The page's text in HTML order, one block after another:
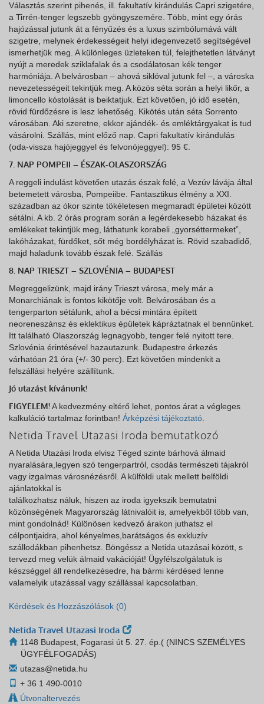
Választás szerint pihenés, ill. fakultatív kirándulás Capri szigetére,
a Tirrén-tenger legszebb gyöngyszemére. Több, mint egy órás
hajózással jutunk át a fényűzés és a luxus szimbólumává vált
szigetre, melynek érdekességeit helyi idegenvezető segítségével
ismerhetjük meg. A különleges üzleteken túl, felejthetetlen látványt
nyújt a meredek sziklafalak és a csodálatosan kék tenger
harmóniája. A belvárosban – ahová siklóval jutunk fel –, a városka
nevezetességeit tekintjük meg. A közös séta során a helyi likőr, a
limoncello kóstolását is beiktatjuk. Ezt követően, jó idő esetén,
rövid fürdőzésre is lesz lehetőség. Kikötés után séta Sorrento
városában. Aki szeretne, ekkor ajándék- és emléktárgyakat is tud
vásárolni. Szállás, mint előző nap. Capri fakultatív kirándulás
(oda-vissza hajójeggyel és felvonójeggyel): 95 €.
7. NAP POMPEII – ÉSZAK-OLASZORSZÁG
A reggeli indulást követően utazás észak felé, a Vezúv lávája által
betemetett városba, Pompeiibe. Fantasztikus élmény a XXI.
században az ókor szinte tökéletesen megmaradt épületei között
sétálni. A kb. 2 órás program során a legérdekesebb házakat és
emlékeket tekintjük meg, láthatunk korabeli „gyorséttermeket”,
lakóházakat, fürdőket, sőt még bordélyházat is. Rövid szabadidő,
majd haladunk tovább észak felé. Szállás
8. NAP TRIESZT – SZLOVÉNIA – BUDAPEST
Megreggelizünk, majd irány Trieszt városa, mely már a
Monarchiának is fontos kikötője volt. Belvárosában és a
tengerparton sétálunk, ahol a bécsi mintára épített
neoreneszánsz és eklektikus épületek kápráztatnak el bennünket.
Itt található Olaszország legnagyobb, tenger felé nyitott tere.
Szlovénia érintésével hazautazunk. Budapestre érkezés
várhatóan 21 óra (+/- 30 perc). Ezt követően mindenkit a
felszállási helyére szállítunk.
Jó utazást kívánunk!
FIGYELEM!A kedvezmény eltérő lehet, pontos árat a végleges
kalkuláció tartalmaz forintban! Árképzési tájékoztató.
Netida Travel Utazasi Iroda bemutatkozó
A Netida Utazási Iroda elvisz Téged szinte bárhová álmaid
nyaralására,legyen szó tengerpartról, csodás természeti tájakról
vagy izgalmas városnézésről. A külföldi utak mellett belföldi
ajánlatokkal is
találkozhatsz náluk, hiszen az iroda igyekszik bemutatni
közönségének Magyarország látnivalóit is, amelyekből több van,
mint gondolnád! Különösen kedvező árakon juthatsz el
célpontjaidra, ahol kényelmes,barátságos és exkluzív
szállodákban pihenhetsz. Böngéssz a Netida utazásai között, s
tervezd meg velük álmaid vakációját! Ügyfélszolgálatuk is
készséggel áll rendelkezésedre, ha bármi kérdésed lenne
valamelyik utazással vagy szállással kapcsolatban.
Kérdések és Hozzászólások (0)
Netida Travel Utazasi Iroda
1148 Budapest, Fogarasi út 5. 27. ép.( (NINCS SZEMÉLYES
ÜGYFÉLFOGADÁS)
utazas@netida.hu
+ 36 1 490-0010
Útvonaltervezés